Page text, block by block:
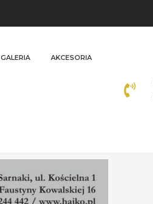
GALERIA AKCESORIA